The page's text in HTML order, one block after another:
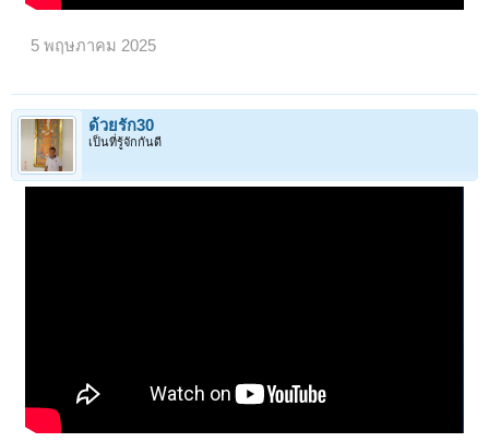
5 พฤษภาคม 2025
ด้วยรัก30
เป็นที่รู้จักกันดี